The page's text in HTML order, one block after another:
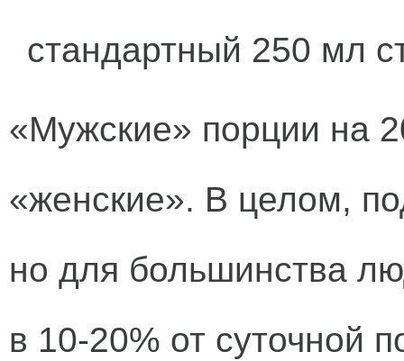
стандартный 250 мл
«Мужские» порции на
«женские». В целом,
но для большинства
в 10-20% от суточной